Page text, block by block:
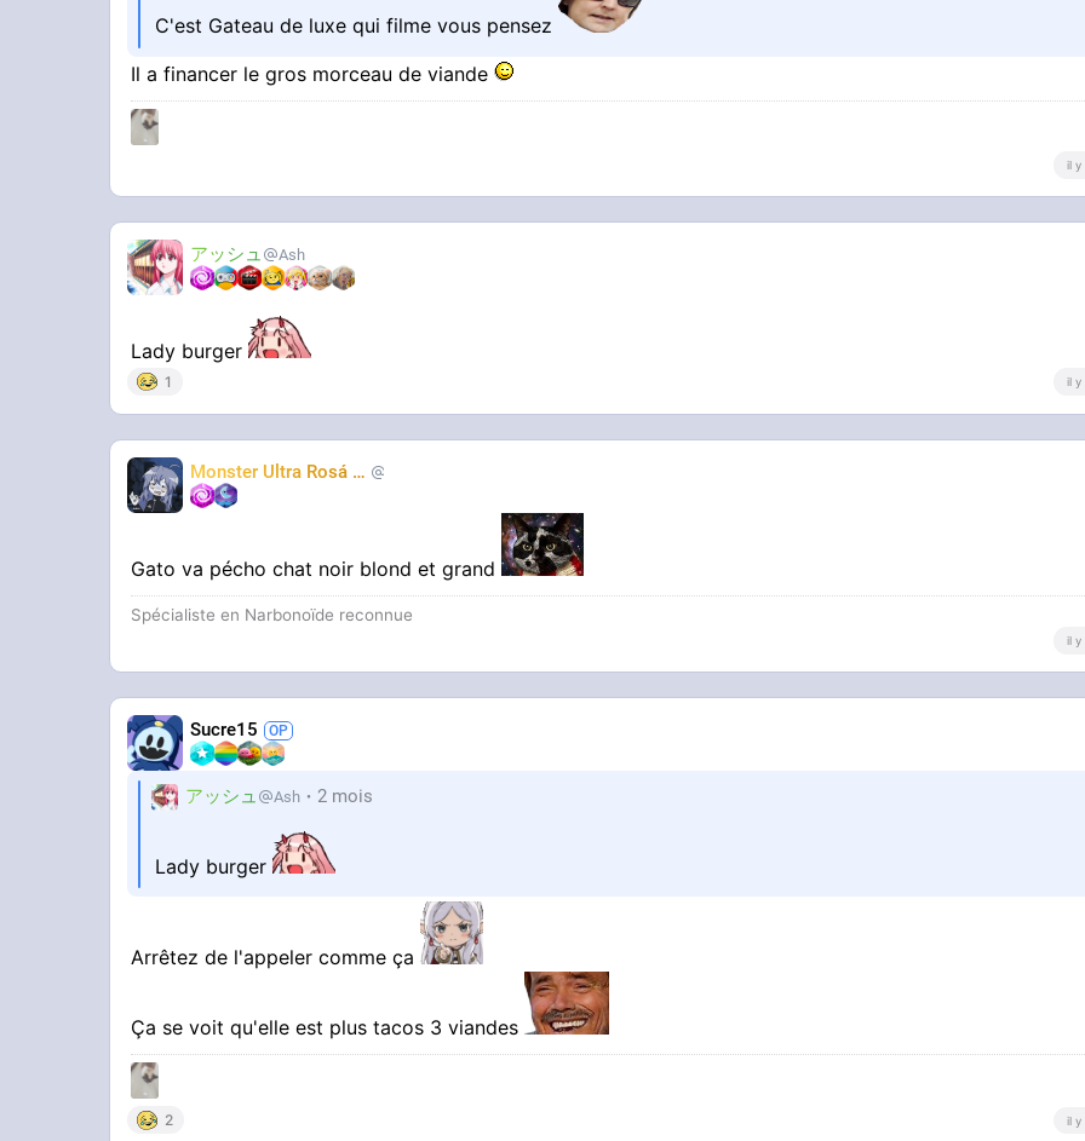
C'est Gateau de luxe qui filme vous pensez
Il a financer le gros morceau de viande
il y
アッシュ Ash
Lady burger
1 il y
Monster Ultra Rosá
❤️
Gato va pécho chat noir blond et grand
Spécialiste en Narbonoïde reconnue
il y
Sucre15
アッシュ Ash 2 mois
Lady burger
Arrêtez de l'appeler comme ça
Ça se voit qu'elle est plus tacos 3 viandes
2 il y